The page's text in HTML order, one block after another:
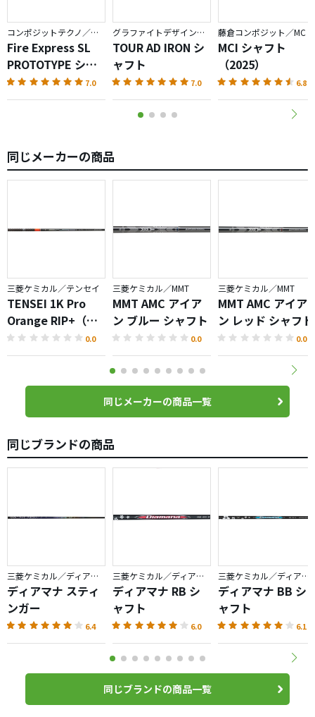
コンポジットテクノ／ファイアーエクスプレス
Fire Express SL
PROTOTYPE シャ
フト
7.0
グラファイトデザイン／TOUR AD
TOUR AD IRON シ
ャフト
7.0
藤倉コンポジット／MC
MCI シャフト
（2025）
6.8
同じメーカーの商品
三菱ケミカル／テンセイ
TENSEI 1K Pro
Orange RIP+（テ
ンセイプロオレン
ジ）シャフト
0.0
三菱ケミカル／MMT
MMT AMC アイア
ン ブルー シャフト
0.0
三菱ケミカル／MMT
MMT AMC アイア
ン レッド シャフト
0.0
同じメーカーの商品一覧
同じブランドの商品
三菱ケミカル／ディアマナ
ディアマナ スティ
ンガー
6.4
三菱ケミカル／ディアマナ
ディアマナ RB シ
ャフト
6.0
三菱ケミカル／ディアマナ
ディアマナ BB シ
ャフト
6.1
同じブランドの商品一覧